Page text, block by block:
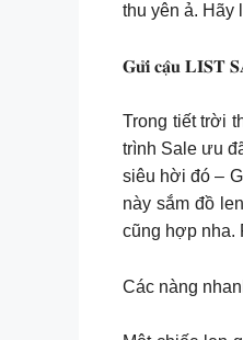
thu yên ả. Hãy
𝐆𝐮̛̉𝐢 𝐜𝐚̣̂𝐮 𝐋𝐈𝐒𝐓
Trong tiết trời
trình Sale ưu
siêu hời đó –
này sắm đồ
cũng hợp nha.
Các nàng